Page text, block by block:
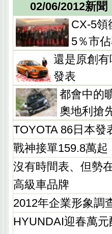
02/06/2012新聞
CX-5領
5％市
還是原創
發表
都會中的
奧地利搶
TOYOTA 86日本發
戰神接單159.8萬起
沒有時間表、但勢
高級車品牌
2012年企業形象調
HYUNDAI迎春萬